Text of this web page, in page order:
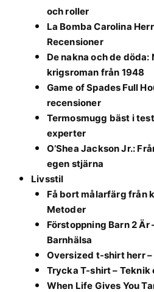
och roller
La Bomba Carolina
Recensioner
De nakna och de döda:
krigsroman från 1948
Game of Spades Full
recensioner
Termosmugg bäst i
experter
O’Shea Jackson Jr.:
egen stjärna
Livsstil
Få bort målarfärg från
Metoder
Förstoppning Barn 2 Är
Barnhälsa
Oversized t-shirt herr
Trycka T-shirt –
When Life Gives You